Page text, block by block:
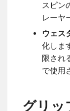
スピン
レーヤ
ウェス
化しま
限され
で使用
グリッ